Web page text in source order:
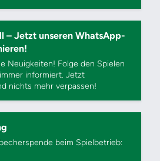
– Jetzt unseren WhatsApp-
Neuigkeiten! Folge den Spielen
informiert. Jetzt
nichts mehr verpassen!
beim Spielbetrieb: